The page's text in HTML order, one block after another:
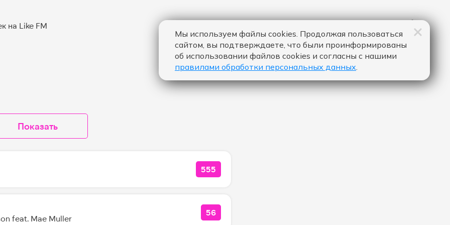
Показать
КОЛИЧЕСТВО ЛАЙКОВ ЗА "DAI DAI - SHAKIRA & BURNA BOY":
555
feat. Mae Muller КОЛИЧЕСТВО ЛАЙКОВ ЗА "LOVE HURT - ALLE FARBEN &
56
Мы используем файлы cookies. Продолжая пользоваться
сайтом, вы подтверждаете, что были проинформированы
об использовании файлов cookies и согласны с нашими
правилами обработки персональных данных.